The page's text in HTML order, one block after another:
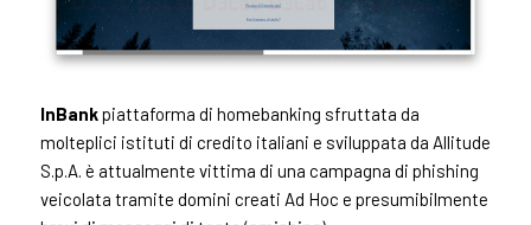
InBankpiattaforma di homebanking sfruttata da
molteplici istituti di credito italiani e sviluppata da Allitude
S.p.A. è attualmente vittima di una campagna di phishing
veicolata tramite domini creati Ad Hoc e presumibilmente